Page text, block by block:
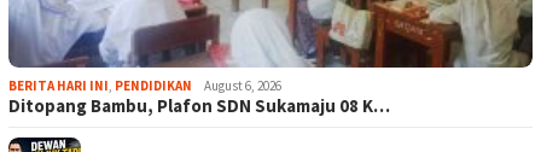
BERITA HARI INI, PENDIDIKAN August 6, 2026
Ditopang Bambu, Plafon SDN Sukamaju 08 K…